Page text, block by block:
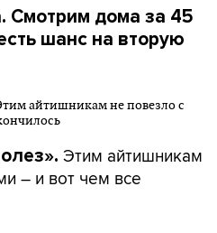
Смотрим дома за 45
шанс на вторую
Этим айтишникам
– и вот чем все